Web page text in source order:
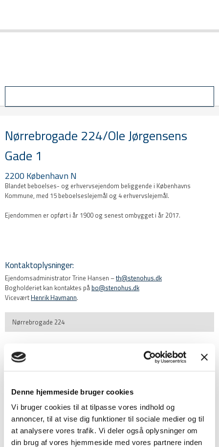
Denne hjemmeside bruger cookies
Vi bruger cookies til at tilpasse vores indhold og
annoncer, til at vise dig funktioner til sociale medier og til
at analysere vores trafik. Vi deler også oplysninger om
din brug af vores hjemmeside med vores partnere inden
Nørrebrogade 224/Ole Jørgensens
Gade 1
2200 København N
Blandet beboelses- og erhvervsejendom beliggende i Københavns
Kommune, med 15 beboelseslejemål og 4 erhvervslejemål.
Ejendommen er opført i år 1900 og senest ombygget i år 2017.
Kontaktoplysninger:​
Ejendomsadministrator​ Trine Hansen –th@stenohus.dk
Bogholderiet kan kontaktes på bo@stenohus.dk
Vicevært Henrik Havmann.
Nørrebrogade 224